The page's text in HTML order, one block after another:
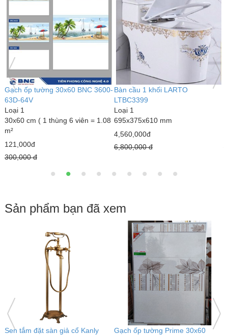
ốp tường 30x60 BNC 3600-
64V
1
cm ( 1 thùng 6 viên = 1.08
đ
Bàn cầu 1 khối LARTO
LTBC3399
Loại 1
695x375x610 mm
4,560,000đ
6,800,000 đ
Bàn
Sản phẩm bạn đã xem
tắm đặt sàn giả cổ Kanly
Gạch ốp tường Prime 30x60
Sen